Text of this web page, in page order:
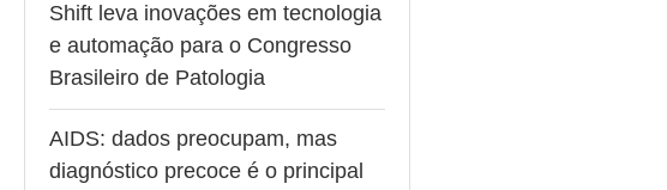
Shift leva inovações em tecnologia
e automação para o Congresso
Brasileiro de Patologia
AIDS: dados preocupam, mas
diagnóstico precoce é o principal